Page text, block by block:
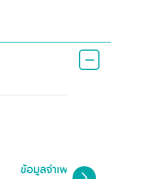
ข้อมูลจำเพาะสินค้า